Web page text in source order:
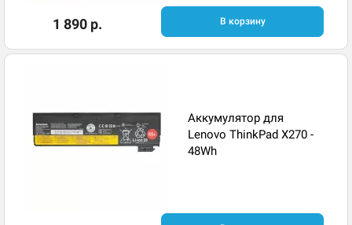
1 890 р. В корзину
Аккумулятор для
Lenovo ThinkPad X270 -
48Wh